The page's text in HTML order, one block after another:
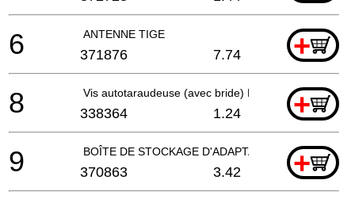
ANTENNE TIGE +
6 371876 7.74
Vis autotaraudeuse (avec bride) D2x8 +
8 338364 1.24
BOÎTE DE STOCKAGE D'ADAPTATEUR +
9 370863 3.42